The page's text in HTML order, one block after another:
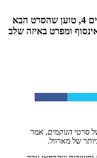
ג'ו רוסו, אחד מהבמאים של הנוקמים 4, טוען שהסרט הבא
ומפרט באיזה שלב
סרטי הנוקמים, אמר
של מארוול.